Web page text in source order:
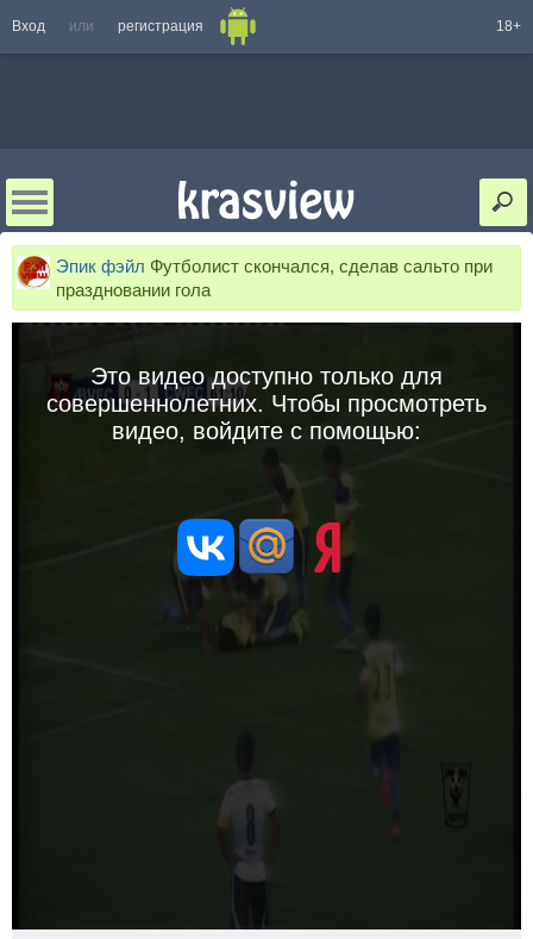
Вход или регистрация 18+
Эпик фэйл Футболист скончался, сделав сальто при
праздновании гола
Это видео доступно только для
совершеннолетних. Чтобы просмотреть
видео, войдите с помощью: